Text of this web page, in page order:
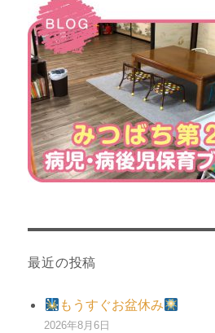
最近の投稿
もうすぐお盆休み
2026年8月6日